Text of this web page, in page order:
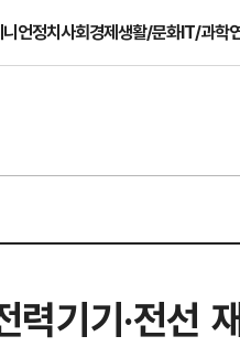
언정치사회경제생활/문화IT/과학
기기·전선